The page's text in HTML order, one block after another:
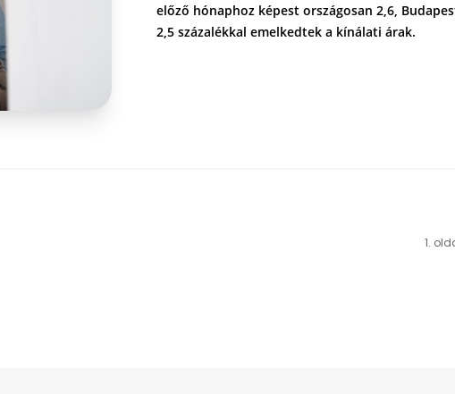
előző hónaphoz képest országosan 2,6,
2,5 százalékkal emelkedtek a kínálati árak.
1.